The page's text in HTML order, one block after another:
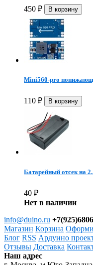
450 ₽
Mini560-pro
110 ₽
Батарейный отсек на
40 ₽
Нет в наличии
info@duino.ru
Магазин Корзина
Блог RSS Ардуино
Отзывы Доставка
Наш адрес